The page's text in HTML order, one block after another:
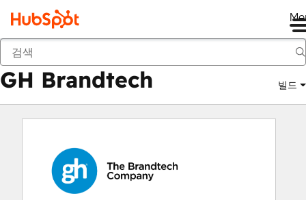
마켓플레이스
GH Brandtech 빌드